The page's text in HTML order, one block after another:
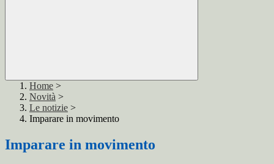
Home >
Novità >
Le notizie >
Imparare in movimento
Imparare in movimento